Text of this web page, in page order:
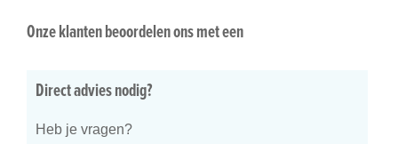
Onze klanten beoordelen ons met een
Direct advies nodig?
Heb je vragen?